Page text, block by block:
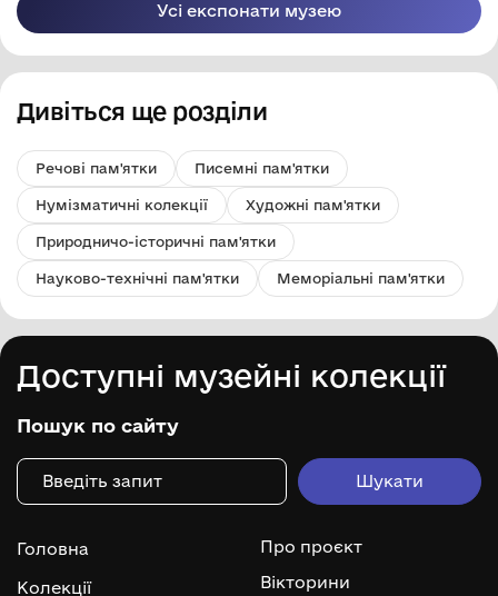
Усі експонати музею
Дивіться ще розділи
Речові пам'ятки Писемні пам'ятки
Нумізматичні колекції Художні пам'ятки
Природничо-історичні пам'ятки
Науково-технічні пам'ятки Меморіальні пам'ятки
Доступні музейні колекції
Пошук по сайту
Головна
Колекції
Про проєкт
Вікторини